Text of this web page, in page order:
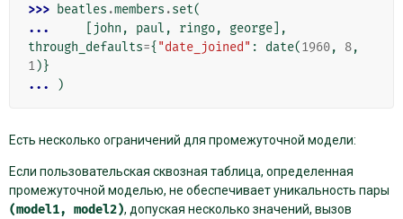
>>> beatles .members .set(
...
john , paul , ringo, george ],
through_defaults={ "date_joined" : date(1960, 8,
1)}
...
)
Есть несколько ограничений для промежуточной модели:
Если пользовательская сквозная таблица, определенная
промежуточной моделью, не обеспечивает уникальность пары
(model1, model2), допуская несколько значений, вызов